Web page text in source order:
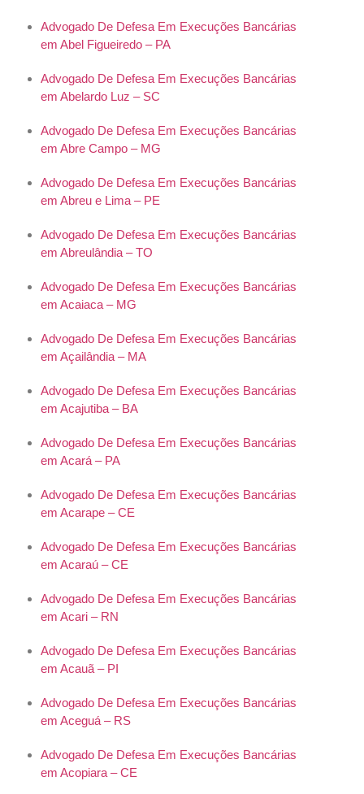
Advogado De Defesa Em Execuções Bancárias
em Abel Figueiredo – PA
Advogado De Defesa Em Execuções Bancárias
em Abelardo Luz – SC
Advogado De Defesa Em Execuções Bancárias
em Abre Campo – MG
Advogado De Defesa Em Execuções Bancárias
em Abreu e Lima – PE
Advogado De Defesa Em Execuções Bancárias
em Abreulândia – TO
Advogado De Defesa Em Execuções Bancárias
em Acaiaca – MG
Advogado De Defesa Em Execuções Bancárias
em Açailândia – MA
Advogado De Defesa Em Execuções Bancárias
em Acajutiba – BA
Advogado De Defesa Em Execuções Bancárias
em Acará – PA
Advogado De Defesa Em Execuções Bancárias
em Acarape – CE
Advogado De Defesa Em Execuções Bancárias
em Acaraú – CE
Advogado De Defesa Em Execuções Bancárias
em Acari – RN
Advogado De Defesa Em Execuções Bancárias
em Acauã – PI
Advogado De Defesa Em Execuções Bancárias
em Aceguá – RS
Advogado De Defesa Em Execuções Bancárias
em Acopiara – CE